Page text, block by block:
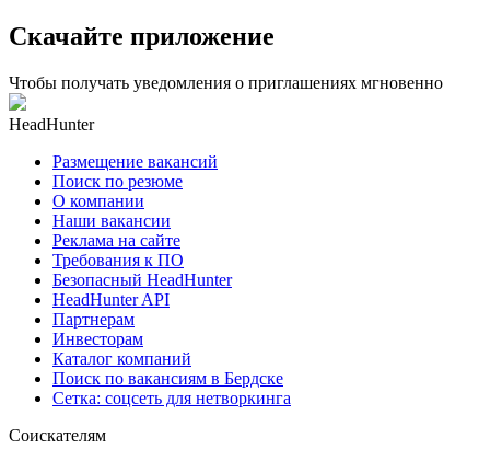
Скачайте приложение
Чтобы получать уведомления о приглашениях мгновенно
HeadHunter
Размещение вакансий
Поиск по резюме
О компании
Наши вакансии
Реклама на сайте
Требования к ПО
Безопасный HeadHunter
HeadHunter API
Партнерам
Инвесторам
Каталог компаний
Поиск по вакансиям в Бердске
Сетка: соцсеть для нетворкинга
Соискателям